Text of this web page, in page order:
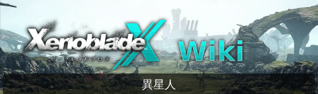
ゼノブレイドクロス wiki
異星人